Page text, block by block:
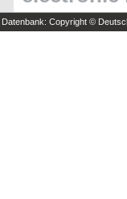
Copyright ©